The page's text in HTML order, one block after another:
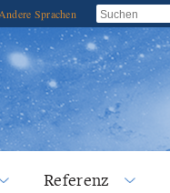
Andere Sprachen
Referenz